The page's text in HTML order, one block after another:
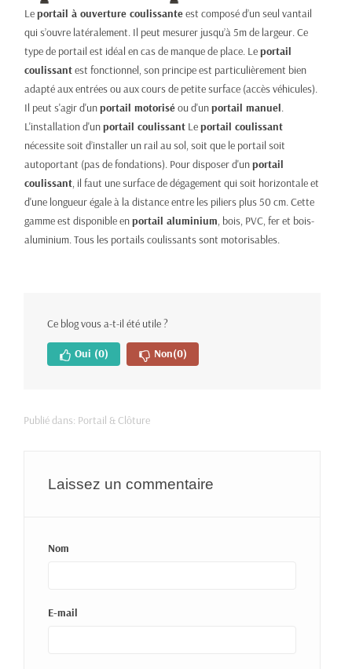
Leportail à ouverture coulissanteest composé d’un seul vantail
qui s’ouvre latéralement. Il peut mesurer jusqu’à 5m de largeur. Ce
type de portail est idéal en cas de manque de place. Leportail
coulissantest fonctionnel, son principe est particulièrement bien
adapté aux entrées ou aux cours de petite surface (accès véhicules).
Il peut s'agir d'unportail motoriséou d'unportail manuel.
L'installation d'unportail coulissant Leportail coulissant
nécessite soit d’installer un rail au sol, soit que le portail soit
autoportant (pas de fondations). Pour disposer d'unportail
coulissant, il faut une surface de dégagement qui soit horizontale et
d'une longueur égale à la distance entre les piliers plus 50 cm. Cette
gamme est disponible enportail aluminium, bois, PVC, fer et bois-
aluminium. Tous les portails coulissants sont motorisables.
Ce blog vous a-t-il été utile ?
Oui (0) Non(0)
Publié dans: Portail & Clôture
Laissez un commentaire
Nom
E-mail